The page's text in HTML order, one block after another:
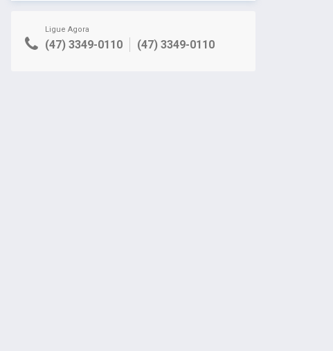
Ligue Agora
(47) 3349-0110 (47) 3349-0110